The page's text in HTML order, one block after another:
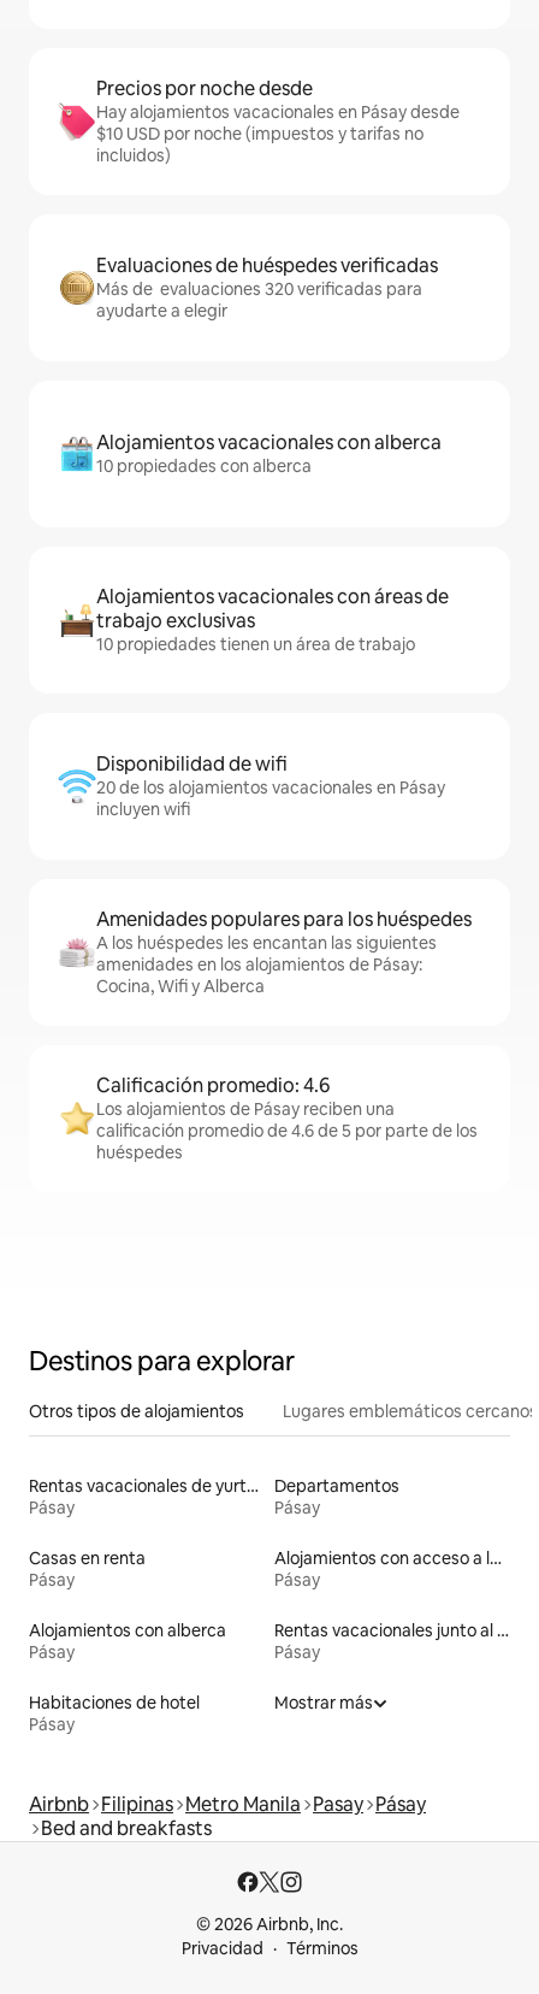
Precios por noche desde
Hay alojamientos vacacionales en Pásay desde
$10 USD por noche (impuestos y tarifas no
incluidos)
Evaluaciones de huéspedes verificadas
Más de evaluaciones 320 verificadas para
ayudarte a elegir
Alojamientos vacacionales con alberca
10 propiedades con alberca
Alojamientos vacacionales con áreas de
trabajo exclusivas
10 propiedades tienen un área de trabajo
Disponibilidad de wifi
20 de los alojamientos vacacionales en Pásay
incluyen wifi
Amenidades populares para los huéspedes
A los huéspedes les encantan las siguientes
amenidades en los alojamientos de Pásay:
Cocina, Wifi y Alberca
Calificación promedio: 4.6
Los alojamientos de Pásay reciben una
calificación promedio de 4.6 de 5 por parte de los
huéspedes
Destinos para explorar
Otros tipos de alojamientos Lugares emblemáticos cercanos
Rentas vacacionales de yurtas con jacuzzi
Pásay
Departamentos
Pásay
Casas en renta
Pásay
Alojamientos con acceso a la playa
Pásay
Alojamientos con alberca
Pásay
Rentas vacacionales junto al agua
Pásay
Habitaciones de hotel
Pásay
Mostrar más
Airbnb Filipinas Metro Manila Pasay Pásay
Bed and breakfasts
© 2026 Airbnb, Inc.
Privacidad
Términos